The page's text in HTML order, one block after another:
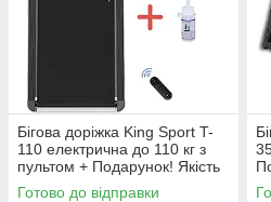
Бігова доріжка King Sport T-
110 електрична до 110 кг з
пультом + Подарунок! Якість
USA!
Готово до відправки